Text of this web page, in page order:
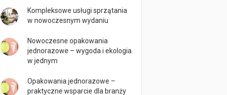
Kompleksowe usługi sprzątania
w nowoczesnym wydaniu
Nowoczesne opakowania
jednorazowe – wygoda i ekologia
w jednym
Opakowania jednorazowe –
praktyczne wsparcie dla branży